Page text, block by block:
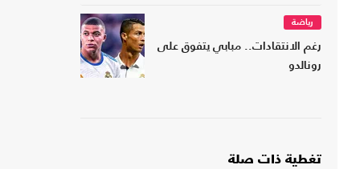
رياضة
رغم الانتقادات.. مبابي يتفوق على
رونالدو
تغطية ذات صلة